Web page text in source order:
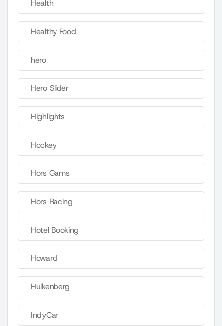
Health
Healthy Food
hero
Hero Slider
Highlights
Hockey
Hors Gams
Hors Racing
Hotel Booking
Howard
Hulkenberg
IndyCar